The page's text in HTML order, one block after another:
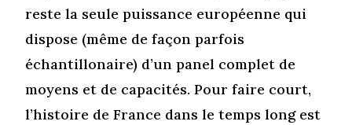
reste la seule puissance européenne qui
dispose (même de façon parfois
échantillonaire) d’un panel complet de
moyens et de capacités. Pour faire court,
l’histoire de France dans le temps long est